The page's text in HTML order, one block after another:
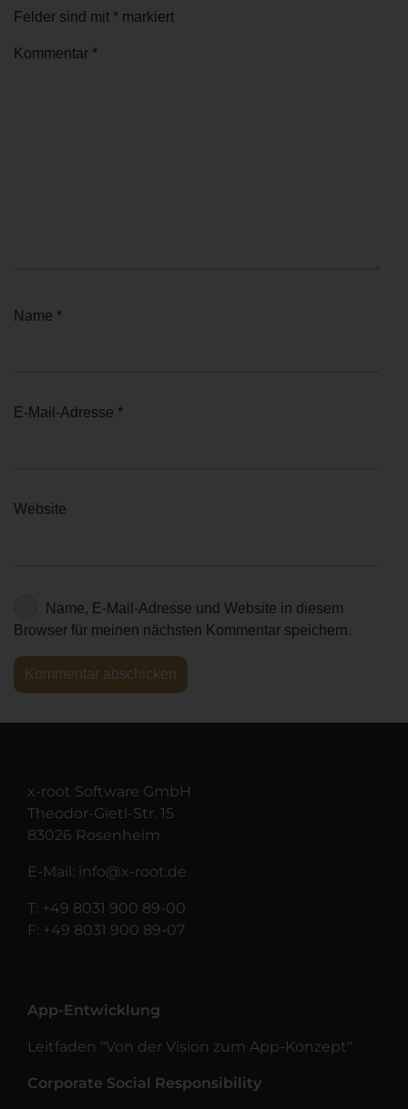
Felder sind mit * markiert
Kommentar *
Name *
E-Mail-Adresse *
Website
Name, E-Mail-Adresse und Website in diesem
Browser für meinen nächsten Kommentar speichern.
x-root Software GmbH
Theodor-Gietl-Str. 15
83026 Rosenheim
E-Mail: info@x-root.de
T: +49 8031 900 89-00
F: +49 8031 900 89-07
App-Entwicklung
Leitfaden "Von der Vision zum App-Konzept"
Corporate Social Responsibility